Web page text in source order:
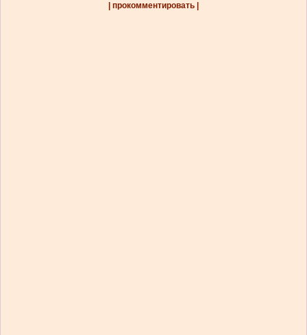
| прокомментировать |